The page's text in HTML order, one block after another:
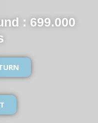
: 699.000